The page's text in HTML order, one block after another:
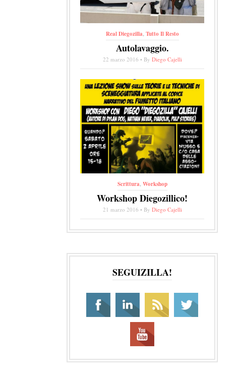
Real Diegozilla,Tutto Il Resto
Autolavaggio.
22 marzo 2016 • By Diego Cajelli
Scrittura,Workshop
Workshop Diegozillico!
21 marzo 2016 • By Diego Cajelli
SEGUIZILLA!